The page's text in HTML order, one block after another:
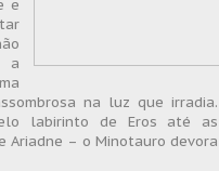
e
a
na luz que irradia.
labirinto de Eros até as
Ariadne – o Minotauro devora